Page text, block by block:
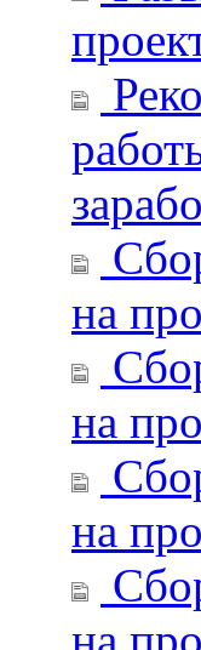
на
на
на
на